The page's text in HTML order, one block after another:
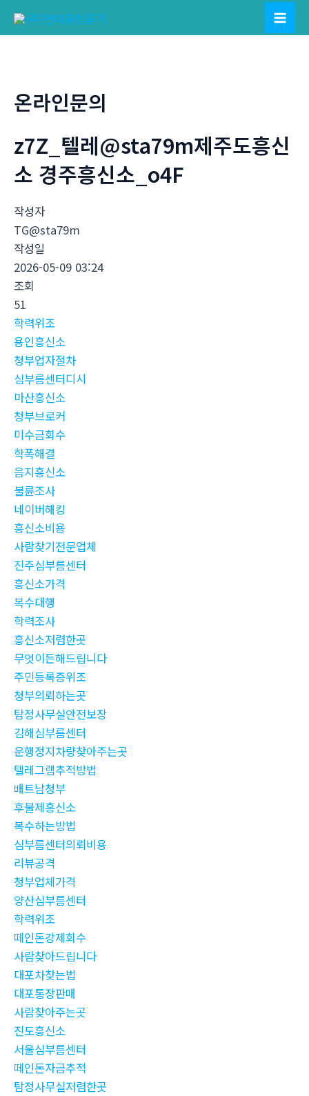
Main
온라인문의
z7Z_텔레@sta79m제주도흥신
소 경주흥신소_o4F
작성자
TG@sta79m
작성일
2026-05-09 03:24
조회
51
학력위조
용인흥신소
청부업자절차
심부름센터디시
마산흥신소
청부브로커
미수금회수
학폭해결
음지흥신소
불륜조사
네이버해킹
흥신소비용
사람찾기전문업체
진주심부름센터
흥신소가격
복수대행
학력조사
흥신소저렴한곳
무엇이든해드립니다
주민등록증위조
청부의뢰하는곳
탐정사무실안전보장
김해심부름센터
운행정지차량찾아주는곳
텔레그램추적방법
배트남청부
후불제흥신소
복수하는방법
심부름센터의뢰비용
리뷰공격
청부업체가격
양산심부름센터
학력위조
떼인돈강제회수
사람찾아드립니다
대포차찾는법
대포통장판매
사람찾아주는곳
진도흥신소
서울심부름센터
떼인돈자금추적
탐정사무실저렴한곳